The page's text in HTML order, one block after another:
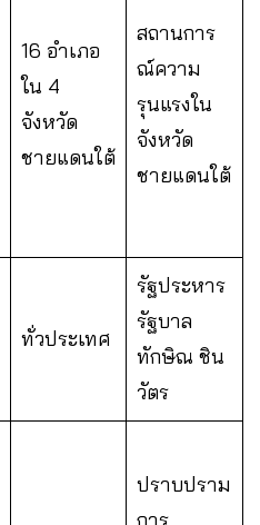
16 อำเภอ
ใน 4
จังหวัด
ชายแดนใต้
สถานการ
ณ์ความ
รุนแรงใน
จังหวัด
ชายแดนใต้
ทั่วประเทศ
รัฐประหาร
รัฐบาล
ทักษิณ ชิน
วัตร
ปราบปราม
การ